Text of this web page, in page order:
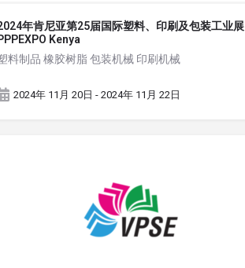
年肯尼亚第25届国际塑料、印刷及包装工业展
Kenya
料制品 橡胶树脂 包装机械 印刷机械
2024年 11月 20日 - 2024年 11月 22日